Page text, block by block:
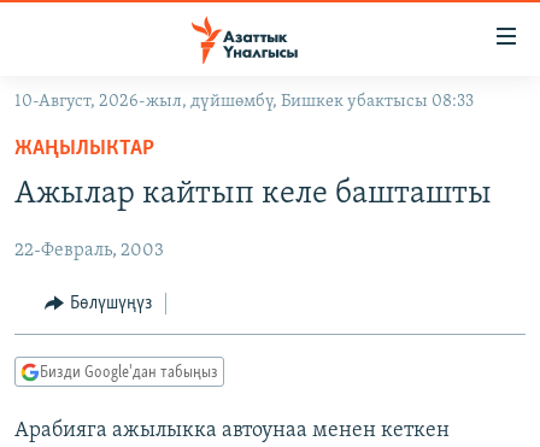
Навигацияга
өтүңүз
Издөөгө
салыңызКЫРГЫЗСТАН
САЯСАТ
ЭКОНОМИКА
ДҮЙНӨ
БОРБОР АЗИЯ
УКРАИНА
АТАЙЫН ИЛИКТӨӨ
БҮГҮН АЗАТТЫКТА
ЭКСПЕРТТЕР ТАЛДАЙТ
ПОДКАСТ
ӨЗГӨЧӨ ПИКИР
10-Август, 2026-жыл, дүйшөмбү, Бишкек убактысы 08:33
ЖАҢЫЛЫКТАР
Ажылар кайтып келе башташты
22-Февраль, 2003
Бөлүшүңүз
Бизди Google'дан табыңыз
Арабияга ажылыкка автоунаа менен кеткен